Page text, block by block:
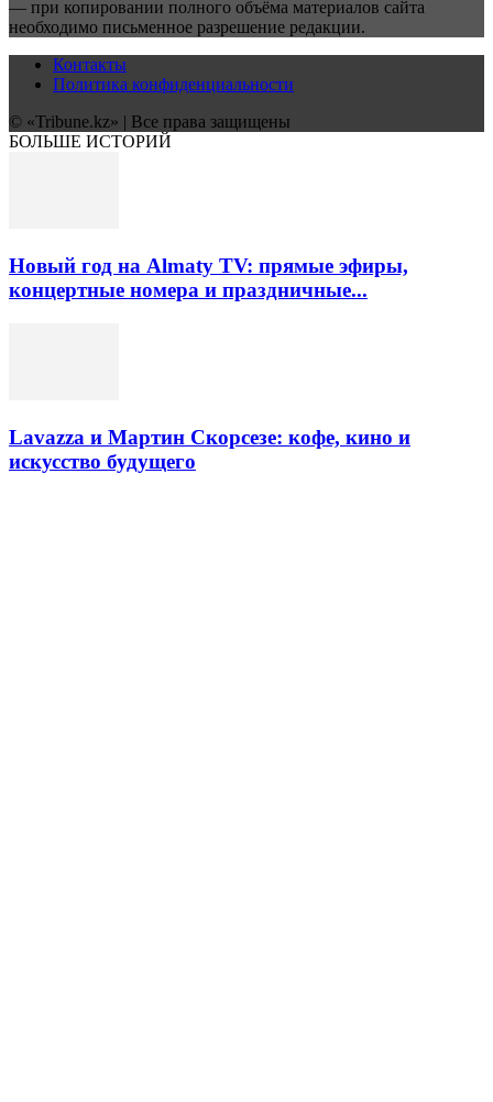
— при копировании полного объёма материалов сайта
необходимо письменное разрешение редакции.
Контакты
Политика конфиденциальности
© «Tribune.kz» | Все права защищены
БОЛЬШЕ ИСТОРИЙ
Новый год на Almaty TV: прямые эфиры,
концертные номера и праздничные...
Lavazza и Мартин Скорсезе: кофе, кино и
искусство будущего